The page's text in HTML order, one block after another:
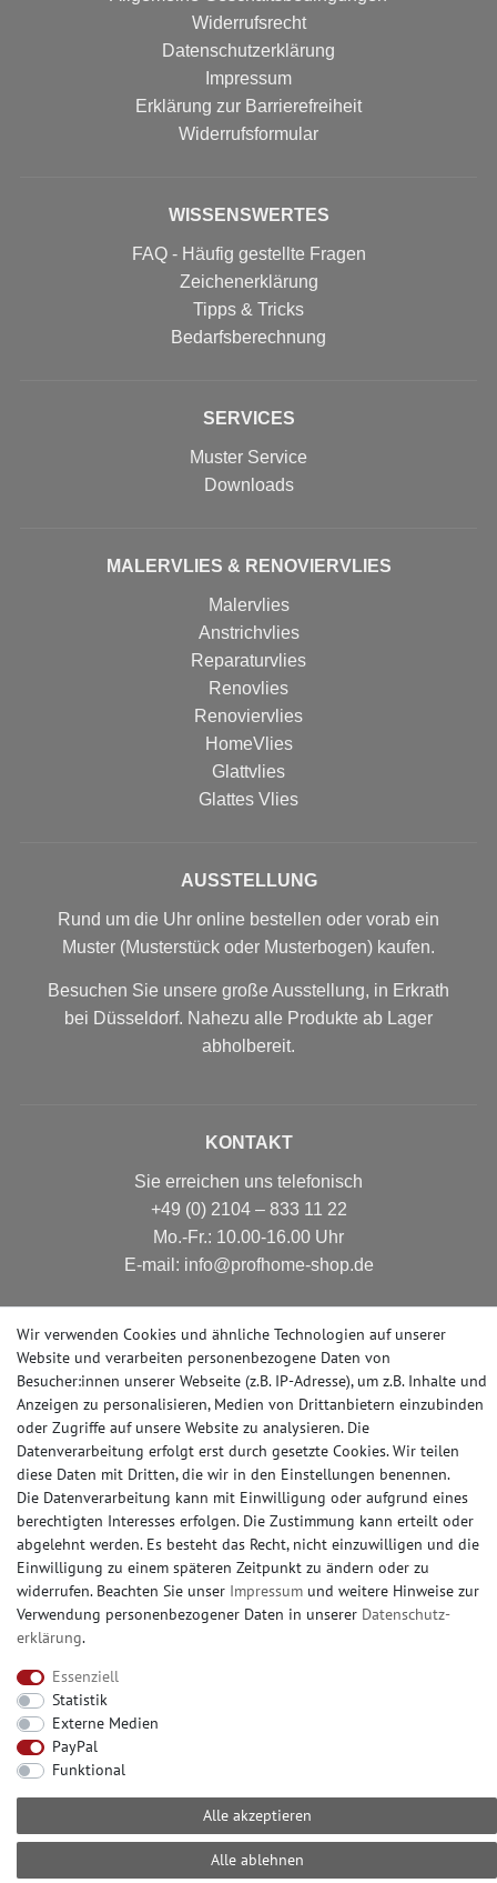
Widerrufsrecht
Datenschutzerklärung
Impressum
Erklärung zur Barrierefreiheit
Widerrufs­formular
WISSENSWERTES
FAQ - Häufig gestellte Fragen
Zeichenerklärung
Tipps & Tricks
Bedarfsberechnung
SERVICES
Muster Service
Downloads
MALERVLIES & RENOVIERVLIES
Malervlies
Anstrichvlies
Reparaturvlies
Renovlies
Renoviervlies
HomeVlies
Glattvlies
Glattes Vlies
AUSSTELLUNG
Rund um die Uhr online bestellen oder vorab ein
Muster (Musterstück oder Musterbogen) kaufen.
Besuchen Sie unsere große Ausstellung, in Erkrath
bei Düsseldorf. Nahezu alle Produkte ab Lager
abholbereit.
KONTAKT
Sie erreichen uns telefonisch
+49 (0) 2104 – 833 11 22
Mo.-Fr.: 10.00-16.00 Uhr
E-mail: info@profhome-shop.de
ZAHLUNGSARTEN
SOCIAL MEDIA
© Copyright 2026 | e-Delux GmbH
Wir verwenden Cookies und ähnliche Technologien auf unserer
Website und verarbeiten personenbezogene Daten von
Besucher:innen unserer Webseite (z.B. IP-Adresse), um z.B. Inhalte und
Anzeigen zu personalisieren, Medien von Drittanbietern einzubinden
oder Zugriffe auf unsere Website zu analysieren. Die
Datenverarbeitung erfolgt erst durch gesetzte Cookies. Wir teilen
diese Daten mit Dritten, die wir in den Einstellungen benennen.
Die Datenverarbeitung kann mit Einwilligung oder aufgrund eines
berechtigten Interesses erfolgen. Die Zustimmung kann erteilt oder
abgelehnt werden. Es besteht das Recht, nicht einzuwilligen und die
Einwilligung zu einem späteren Zeitpunkt zu ändern oder zu
widerrufen. Beachten Sie unser Impressum und weitere Hinweise zur
Verwendung personenbezogener Daten in unserer Daten­schutz­
erklärung.
Essenziell
Statistik
Externe Medien
PayPal
Funktional
Alle akzeptieren
Alle ablehnen